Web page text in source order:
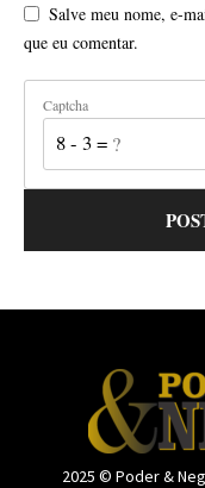
Salve meu nome, e-
que eu comentar.
Captcha
8 - 3 = ?
2025 © Poder &